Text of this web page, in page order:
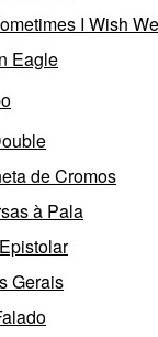
I Wish
Eagle
de Cromos
à Pala
Gerais